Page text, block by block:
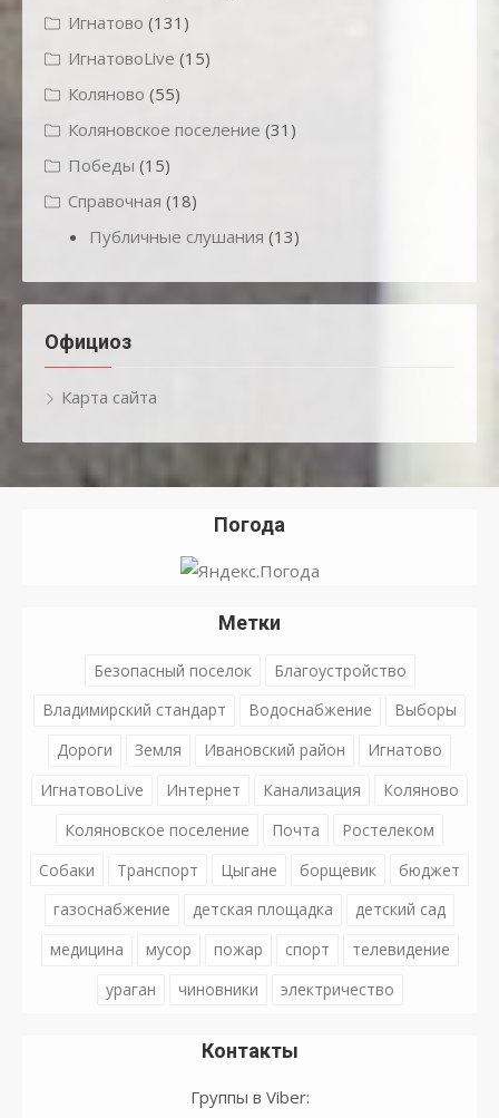
Игнатово (131)
ИгнатовоLive (15)
Коляново (55)
Коляновское поселение (31)
Победы (15)
Справочная (18)
Публичные слушания (13)
Официоз
Карта сайта
Погода
Метки
Безопасный поселок
Благоустройство
Владимирский стандарт
Водоснабжение
Выборы
Дороги
Земля Ивановский район
Игнатово
ИгнатовоLive
Интернет Канализация
Коляново
Коляновское поселение
Почта
Ростелеком
Собаки
Транспорт Цыгане борщевик
бюджет
газоснабжение
детская площадка
детский сад
медицина
мусор пожар спорт
телевидение
ураган
чиновники электричество
Контакты
Группы в Viber: